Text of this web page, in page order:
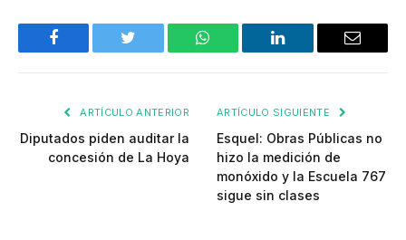
Facebook Twitter WhatsApp LinkedIn Email
ARTÍCULO ANTERIOR
Diputados piden auditar la
concesión de La Hoya
ARTÍCULO SIGUIENTE
Esquel: Obras Públicas no
hizo la medición de
monóxido y la Escuela 767
sigue sin clases